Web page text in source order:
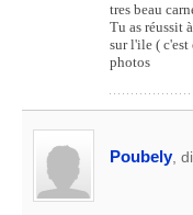
tres beau
Tu as réussit
sur l'ile ( c'est
photos
Poubely,